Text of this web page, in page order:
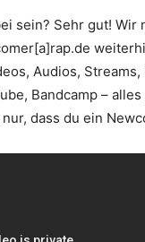
sein? Sehr gut! Wir
Audios, Streams,
Bandcamp – alles
dass du ein